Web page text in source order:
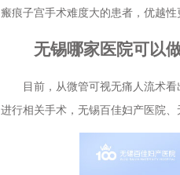
瘢痕子宫手术难度大的患者，优越性
无锡哪家医院可以做
目前，从微管可视无痛人流术看
进行相关手术，无锡百佳妇产医院